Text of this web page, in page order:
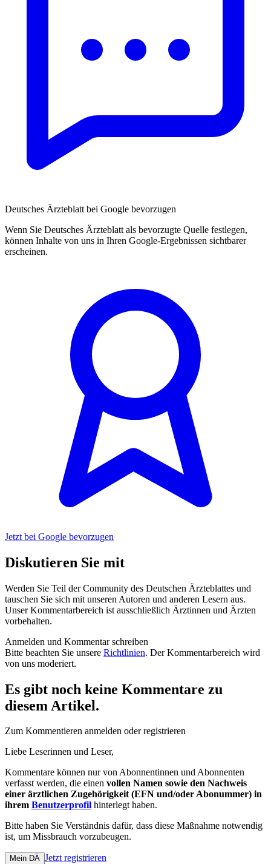
Deutsches Ärzteblatt bei Google bevorzugen
Wenn Sie Deutsches Ärzteblatt als bevorzugte Quelle festlegen,
können Inhalte von uns in Ihren Google-Ergebnissen sichtbarer
erscheinen.
Jetzt bei Google bevorzugen
Diskutieren Sie mit
Werden Sie Teil der Community des Deutschen Ärzteblattes und
tauschen Sie sich mit unseren Autoren und anderen Lesern aus.
Unser Kommentarbereich ist ausschließlich Ärztinnen und Ärzten
vorbehalten.
Anmelden und Kommentar schreiben
Bitte beachten Sie unsere Richtlinien. Der Kommentarbereich wird
von uns moderiert.
Es gibt noch keine Kommentare zu
diesem Artikel.
Zum Kommentieren anmelden oder registrieren
Liebe Leserinnen und Leser,
Kommentare können nur von Abonnentinnen und Abonnenten
verfasst werden, die einen vollen Namen sowie den Nachweis
einer ärztlichen Zugehörigkeit (EFN und/oder Abonummer) in
ihrem Benutzerprofil hinterlegt haben.
Bitte haben Sie Verständnis dafür, dass diese Maßnahme notwendig
ist, um Missbrauch vorzubeugen.
Mein DÄ Jetzt registrieren